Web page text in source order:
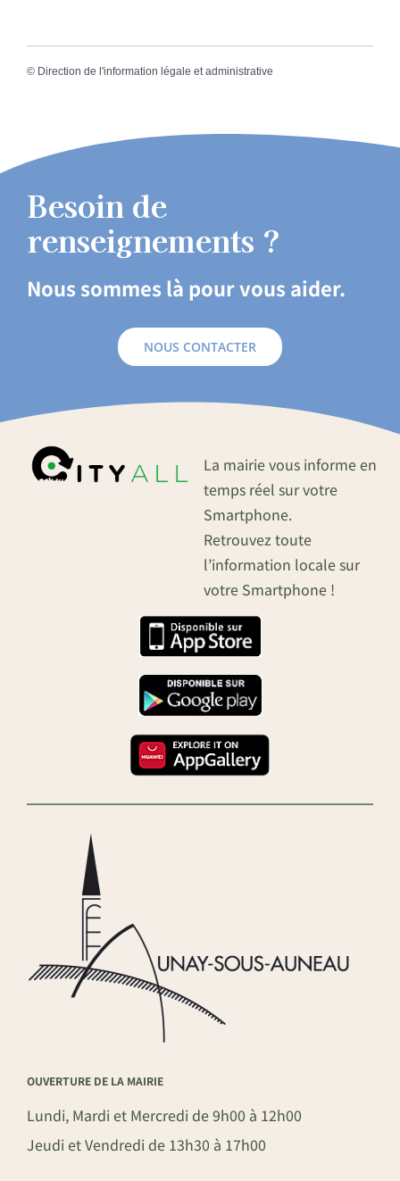
© Direction de l'information légale et administrative
Besoin de
renseignements ?
Nous sommes là pour vous aider.
NOUS CONTACTER
La mairie vous informe en
temps réel sur votre
Smartphone.
Retrouvez toute
l’information locale sur
votre Smartphone !
OUVERTURE DE LA MAIRIE
Lundi, Mardi et Mercredi de 9h00 à 12h00
Jeudi et Vendredi de 13h30 à 17h00